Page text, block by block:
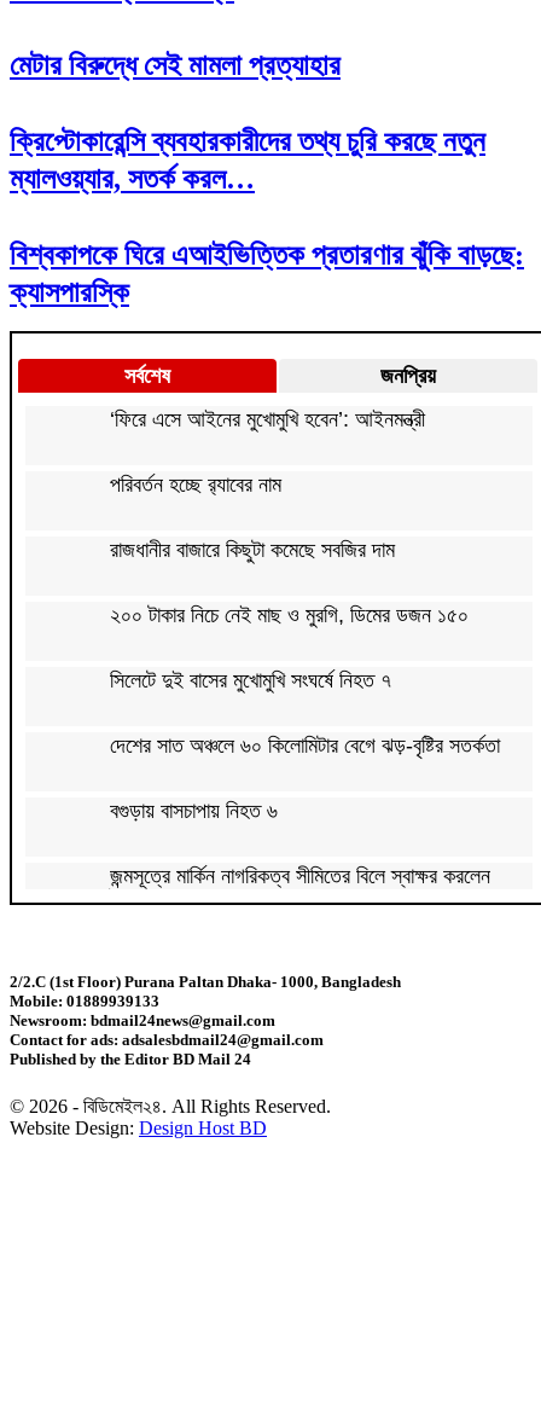
মেটার বিরুদ্ধে সেই মামলা প্রত্যাহার
ক্রিপ্টোকারেন্সি ব্যবহারকারীদের তথ্য চুরি করছে নতুন
ম্যালওয়্যার, সতর্ক করল…
বিশ্বকাপকে ঘিরে এআইভিত্তিক প্রতারণার ঝুঁকি বাড়ছে:
ক্যাসপারস্কি
সর্বশেষ
জনপ্রিয়
‘ফিরে এসে আইনের মুখোমুখি হবেন’: আইনমন্ত্রী
পরিবর্তন হচ্ছে র‌্যাবের নাম
রাজধানীর বাজারে কিছুটা কমেছে সবজির দাম
২০০ টাকার নিচে নেই মাছ ও মুরগি, ডিমের ডজন ১৫০
সিলেটে দুই বাসের মুখোমুখি সংঘর্ষে নিহত ৭
দেশের সাত অঞ্চলে ৬০ কিলোমিটার বেগে ঝড়-বৃষ্টির সতর্কতা
বগুড়ায় বাসচাপায় নিহত ৬
জন্মসূত্রে মার্কিন নাগরিকত্ব সীমিতের বিলে স্বাক্ষর করলেন
ট্রাম্প
২৪ ঘণ্টায় ডেঙ্গু নিয়ে হাসপাতালে ভর্তি ৪৭১
ঢাকাসহ ১০ অঞ্চলে ঝড়বৃষ্টির আভাস
উন্নত দেশগুলোতে চাকরি হারানোর ঝুঁকি তিন গুণ বেশি :
2/2.C (1st Floor) Purana Paltan Dhaka- 1000, Bangladesh
Mobile: 01889939133
Newsroom: bdmail24news@gmail.com
Contact for ads: adsalesbdmail24@gmail.com
Published by the Editor BD Mail 24
© 2026 - বিডিমেইল২৪. All Rights Reserved.
Website Design: Design Host BD